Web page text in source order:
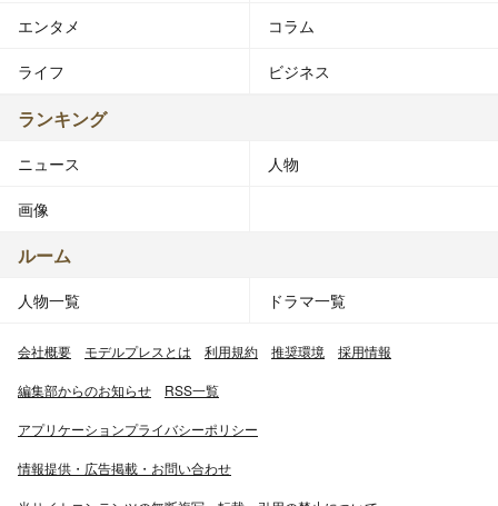
エンタメ コラム
ライフ ビジネス
ランキング
ニュース 人物
画像
ルーム
人物一覧 ドラマ一覧
会社概要 モデルプレスとは 利用規約 推奨環境 採用情報
編集部からのお知らせ RSS一覧
アプリケーションプライバシーポリシー
情報提供・広告掲載・お問い合わせ